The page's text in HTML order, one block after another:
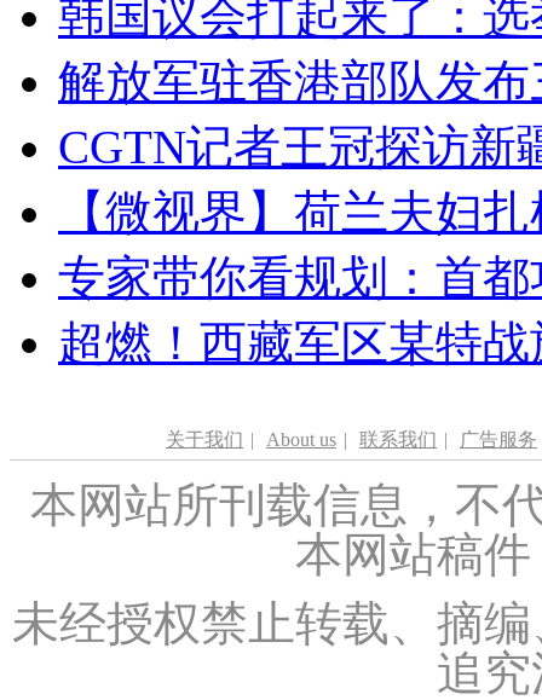
韩国议会打起来了：
解放军驻香港部队发
CGTN记者王冠探访新
【微视界】荷兰夫妇
专家带你看规划：首
超燃！西藏军区某特
关于我们 | About us | 联系我们 | 广告服务
本网站所刊载信息，不
本网站稿
未经授权禁止转载、摘
追